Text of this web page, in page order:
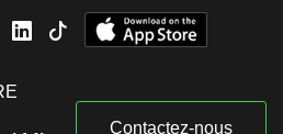
Contactez-nous